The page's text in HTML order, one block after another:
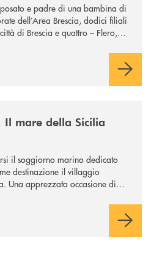
e padre di una bambina di
dell’Area Brescia, dodici filiali
di Brescia e quattro – Flero,
Il mare della Sicilia
il soggiorno marino dedicato
destinazione il villaggio
Una apprezzata occasione di